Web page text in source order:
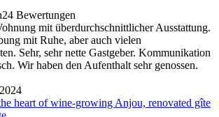
24 Bewertungen
mit überdurchschnittlicher Ausstattung.
mit Ruhe, aber auch vielen
Sehr, sehr nette Gastgeber. Kommunikation
Wir haben den Aufenthalt sehr genossen.
heart of wine-growing Anjou, renovated gîte